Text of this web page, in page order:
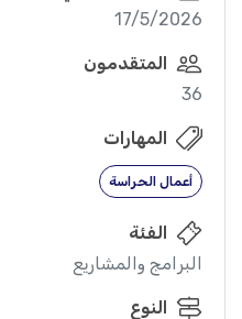
17/5/2026
المتقدمون
36
المهارات
أعمال الحراسة
الفئة
البرامج والمشاريع
النوع